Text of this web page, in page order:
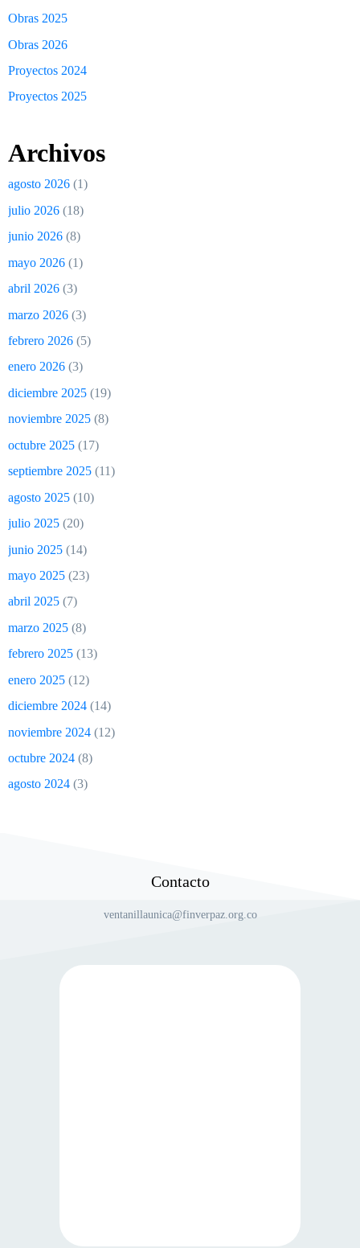
Obras 2025
Obras 2026
Proyectos 2024
Proyectos 2025
Archivos
agosto 2026 (1)
julio 2026 (18)
junio 2026 (8)
mayo 2026 (1)
abril 2026 (3)
marzo 2026 (3)
febrero 2026 (5)
enero 2026 (3)
diciembre 2025 (19)
noviembre 2025 (8)
octubre 2025 (17)
septiembre 2025 (11)
agosto 2025 (10)
julio 2025 (20)
junio 2025 (14)
mayo 2025 (23)
abril 2025 (7)
marzo 2025 (8)
febrero 2025 (13)
enero 2025 (12)
diciembre 2024 (14)
noviembre 2024 (12)
octubre 2024 (8)
agosto 2024 (3)
Contacto
ventanillaunica@finverpaz.org.co